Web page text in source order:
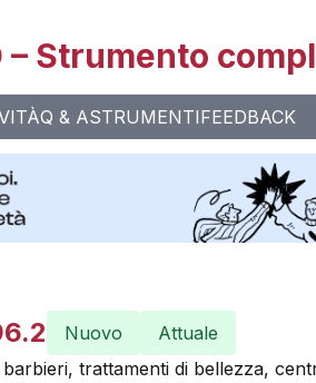
– Strumento
Q & ASTRUMENTIFEEDBACK
Nuovo Attuale
trattamenti di bellezza,